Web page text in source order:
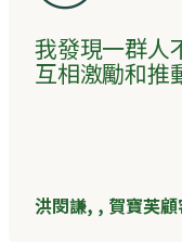
我發現一群人
互相激勵和推
洪閔謙, , 賀寶芙